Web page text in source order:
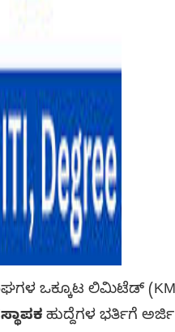
ಒಕ್ಕೂಟ ಲಿಮಿಟೆಡ್
ಹುದ್ದೆಗಳ ಭರ್ತಿಗೆ